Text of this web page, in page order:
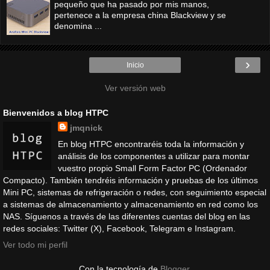
pequeño que ha pasado por mis manos,
pertenece a la empresa china Blackview y se
denomina ...
›
Inicio
Ver versión web
Bienvenidos a blog HTPC
jmqnick
En blog HTPC encontraréis toda la información y
análisis de los componentes a utilizar para montar
vuestro propio Small Form Factor PC (Ordenador
Compacto). También tendréis información y pruebas de los últimos
Mini PC, sistemas de refrigeración o redes, con seguimiento especial
a sistemas de almacenamiento y almacenamiento en red como los
NAS. Síguenos a través de las diferentes cuentas del blog en las
redes sociales: Twitter (X), Facebook, Telegram e Instagram.
Ver todo mi perfil